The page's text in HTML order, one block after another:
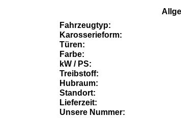
Fahrzeugtyp:
Karosserieform:
Türen:
Farbe:
kW / PS:
Treibstoff:
Hubraum:
Standort:
Lieferzeit:
Unsere Nummer: